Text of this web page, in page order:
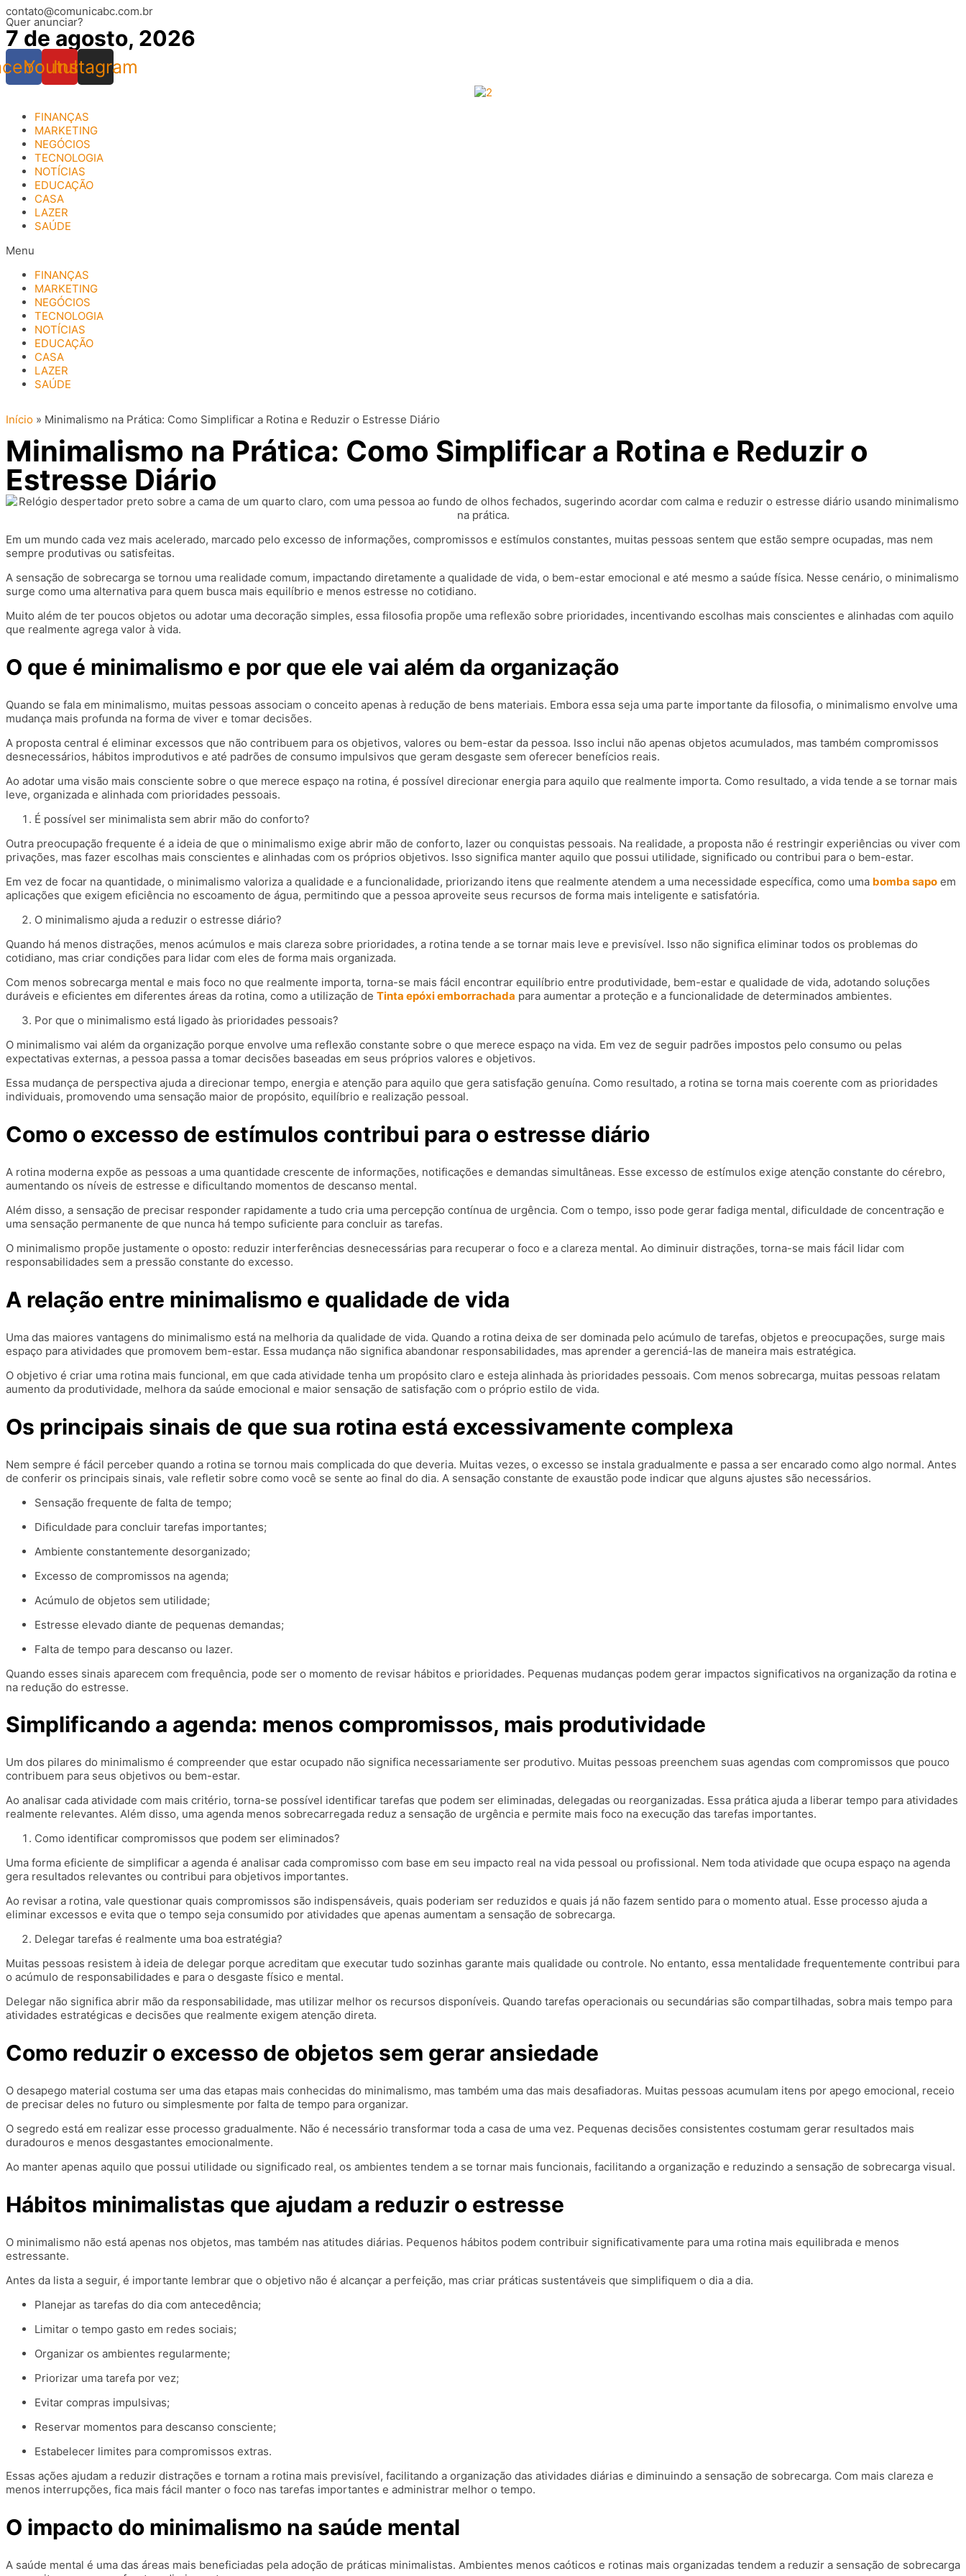
Ir
para
o
conteúdo
contato@comunicabc.com.br
Quer anunciar?
7 de agosto, 2026
Youtube
Instagram
FINANÇAS
MARKETING
NEGÓCIOS
TECNOLOGIA
NOTÍCIAS
EDUCAÇÃO
CASA
LAZER
SAÚDE
Menu
FINANÇAS
MARKETING
NEGÓCIOS
TECNOLOGIA
NOTÍCIAS
EDUCAÇÃO
CASA
LAZER
SAÚDE
Início » Minimalismo na Prática: Como Simplificar a Rotina e Reduzir o Estresse Diário
Minimalismo na Prática: Como Simplificar a Rotina e Reduzir o
Estresse Diário
Em um mundo cada vez mais acelerado, marcado pelo excesso de informações, compromissos e estímulos constantes, muitas pessoas sentem que estão sempre ocupadas, mas nem
sempre produtivas ou satisfeitas.
A sensação de sobrecarga se tornou uma realidade comum, impactando diretamente a qualidade de vida, o bem-estar emocional e até mesmo a saúde física. Nesse cenário, o minimalismo
surge como uma alternativa para quem busca mais equilíbrio e menos estresse no cotidiano.
Muito além de ter poucos objetos ou adotar uma decoração simples, essa filosofia propõe uma reflexão sobre prioridades, incentivando escolhas mais conscientes e alinhadas com aquilo
que realmente agrega valor à vida.
O que é minimalismo e por que ele vai além da organização
Quando se fala em minimalismo, muitas pessoas associam o conceito apenas à redução de bens materiais. Embora essa seja uma parte importante da filosofia, o minimalismo envolve uma
mudança mais profunda na forma de viver e tomar decisões.
A proposta central é eliminar excessos que não contribuem para os objetivos, valores ou bem-estar da pessoa. Isso inclui não apenas objetos acumulados, mas também compromissos
desnecessários, hábitos improdutivos e até padrões de consumo impulsivos que geram desgaste sem oferecer benefícios reais.
Ao adotar uma visão mais consciente sobre o que merece espaço na rotina, é possível direcionar energia para aquilo que realmente importa. Como resultado, a vida tende a se tornar mais
leve, organizada e alinhada com prioridades pessoais.
É possível ser minimalista sem abrir mão do conforto?
Outra preocupação frequente é a ideia de que o minimalismo exige abrir mão de conforto, lazer ou conquistas pessoais. Na realidade, a proposta não é restringir experiências ou viver com
privações, mas fazer escolhas mais conscientes e alinhadas com os próprios objetivos. Isso significa manter aquilo que possui utilidade, significado ou contribui para o bem-estar.
Em vez de focar na quantidade, o minimalismo valoriza a qualidade e a funcionalidade, priorizando itens que realmente atendem a uma necessidade específica, como uma bomba sapo em
aplicações que exigem eficiência no escoamento de água, permitindo que a pessoa aproveite seus recursos de forma mais inteligente e satisfatória.
O minimalismo ajuda a reduzir o estresse diário?
Quando há menos distrações, menos acúmulos e mais clareza sobre prioridades, a rotina tende a se tornar mais leve e previsível. Isso não significa eliminar todos os problemas do
cotidiano, mas criar condições para lidar com eles de forma mais organizada.
Com menos sobrecarga mental e mais foco no que realmente importa, torna-se mais fácil encontrar equilíbrio entre produtividade, bem-estar e qualidade de vida, adotando soluções
duráveis e eficientes em diferentes áreas da rotina, como a utilização de Tinta epóxi emborrachada para aumentar a proteção e a funcionalidade de determinados ambientes.
Por que o minimalismo está ligado às prioridades pessoais?
O minimalismo vai além da organização porque envolve uma reflexão constante sobre o que merece espaço na vida. Em vez de seguir padrões impostos pelo consumo ou pelas
expectativas externas, a pessoa passa a tomar decisões baseadas em seus próprios valores e objetivos.
Essa mudança de perspectiva ajuda a direcionar tempo, energia e atenção para aquilo que gera satisfação genuína. Como resultado, a rotina se torna mais coerente com as prioridades
individuais, promovendo uma sensação maior de propósito, equilíbrio e realização pessoal.
Como o excesso de estímulos contribui para o estresse diário
A rotina moderna expõe as pessoas a uma quantidade crescente de informações, notificações e demandas simultâneas. Esse excesso de estímulos exige atenção constante do cérebro,
aumentando os níveis de estresse e dificultando momentos de descanso mental.
Além disso, a sensação de precisar responder rapidamente a tudo cria uma percepção contínua de urgência. Com o tempo, isso pode gerar fadiga mental, dificuldade de concentração e
uma sensação permanente de que nunca há tempo suficiente para concluir as tarefas.
O minimalismo propõe justamente o oposto: reduzir interferências desnecessárias para recuperar o foco e a clareza mental. Ao diminuir distrações, torna-se mais fácil lidar com
responsabilidades sem a pressão constante do excesso.
A relação entre minimalismo e qualidade de vida
Uma das maiores vantagens do minimalismo está na melhoria da qualidade de vida. Quando a rotina deixa de ser dominada pelo acúmulo de tarefas, objetos e preocupações, surge mais
espaço para atividades que promovem bem-estar. Essa mudança não significa abandonar responsabilidades, mas aprender a gerenciá-las de maneira mais estratégica.
O objetivo é criar uma rotina mais funcional, em que cada atividade tenha um propósito claro e esteja alinhada às prioridades pessoais. Com menos sobrecarga, muitas pessoas relatam
aumento da produtividade, melhora da saúde emocional e maior sensação de satisfação com o próprio estilo de vida.
Os principais sinais de que sua rotina está excessivamente complexa
Nem sempre é fácil perceber quando a rotina se tornou mais complicada do que deveria. Muitas vezes, o excesso se instala gradualmente e passa a ser encarado como algo normal. Antes
de conferir os principais sinais, vale refletir sobre como você se sente ao final do dia. A sensação constante de exaustão pode indicar que alguns ajustes são necessários.
Sensação frequente de falta de tempo;
Dificuldade para concluir tarefas importantes;
Ambiente constantemente desorganizado;
Excesso de compromissos na agenda;
Acúmulo de objetos sem utilidade;
Estresse elevado diante de pequenas demandas;
Falta de tempo para descanso ou lazer.
Quando esses sinais aparecem com frequência, pode ser o momento de revisar hábitos e prioridades. Pequenas mudanças podem gerar impactos significativos na organização da rotina e
na redução do estresse.
Simplificando a agenda: menos compromissos, mais produtividade
Um dos pilares do minimalismo é compreender que estar ocupado não significa necessariamente ser produtivo. Muitas pessoas preenchem suas agendas com compromissos que pouco
contribuem para seus objetivos ou bem-estar.
Ao analisar cada atividade com mais critério, torna-se possível identificar tarefas que podem ser eliminadas, delegadas ou reorganizadas. Essa prática ajuda a liberar tempo para atividades
realmente relevantes. Além disso, uma agenda menos sobrecarregada reduz a sensação de urgência e permite mais foco na execução das tarefas importantes.
Como identificar compromissos que podem ser eliminados?
Uma forma eficiente de simplificar a agenda é analisar cada compromisso com base em seu impacto real na vida pessoal ou profissional. Nem toda atividade que ocupa espaço na agenda
gera resultados relevantes ou contribui para objetivos importantes.
Ao revisar a rotina, vale questionar quais compromissos são indispensáveis, quais poderiam ser reduzidos e quais já não fazem sentido para o momento atual. Esse processo ajuda a
eliminar excessos e evita que o tempo seja consumido por atividades que apenas aumentam a sensação de sobrecarga.
Delegar tarefas é realmente uma boa estratégia?
Muitas pessoas resistem à ideia de delegar porque acreditam que executar tudo sozinhas garante mais qualidade ou controle. No entanto, essa mentalidade frequentemente contribui para
o acúmulo de responsabilidades e para o desgaste físico e mental.
Delegar não significa abrir mão da responsabilidade, mas utilizar melhor os recursos disponíveis. Quando tarefas operacionais ou secundárias são compartilhadas, sobra mais tempo para
atividades estratégicas e decisões que realmente exigem atenção direta.
Como reduzir o excesso de objetos sem gerar ansiedade
O desapego material costuma ser uma das etapas mais conhecidas do minimalismo, mas também uma das mais desafiadoras. Muitas pessoas acumulam itens por apego emocional, receio
de precisar deles no futuro ou simplesmente por falta de tempo para organizar.
O segredo está em realizar esse processo gradualmente. Não é necessário transformar toda a casa de uma vez. Pequenas decisões consistentes costumam gerar resultados mais
duradouros e menos desgastantes emocionalmente.
Ao manter apenas aquilo que possui utilidade ou significado real, os ambientes tendem a se tornar mais funcionais, facilitando a organização e reduzindo a sensação de sobrecarga visual.
Hábitos minimalistas que ajudam a reduzir o estresse
O minimalismo não está apenas nos objetos, mas também nas atitudes diárias. Pequenos hábitos podem contribuir significativamente para uma rotina mais equilibrada e menos
estressante.
Antes da lista a seguir, é importante lembrar que o objetivo não é alcançar a perfeição, mas criar práticas sustentáveis que simplifiquem o dia a dia.
Planejar as tarefas do dia com antecedência;
Limitar o tempo gasto em redes sociais;
Organizar os ambientes regularmente;
Priorizar uma tarefa por vez;
Evitar compras impulsivas;
Reservar momentos para descanso consciente;
Estabelecer limites para compromissos extras.
Essas ações ajudam a reduzir distrações e tornam a rotina mais previsível, facilitando a organização das atividades diárias e diminuindo a sensação de sobrecarga. Com mais clareza e
menos interrupções, fica mais fácil manter o foco nas tarefas importantes e administrar melhor o tempo.
O impacto do minimalismo na saúde mental
A saúde mental é uma das áreas mais beneficiadas pela adoção de práticas minimalistas. Ambientes menos caóticos e rotinas mais organizadas tendem a reduzir a sensação de sobrecarga